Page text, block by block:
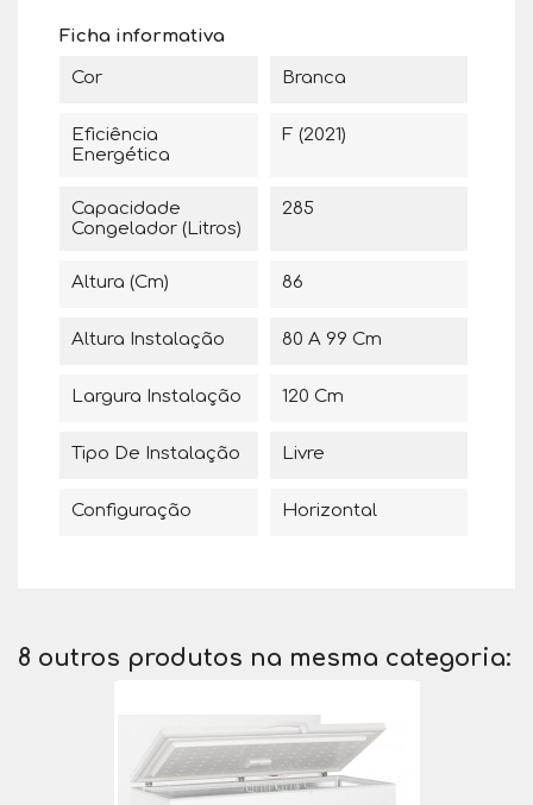
Ficha informativa
Cor Branca
Eficiência
Energética
F (2021)
Capacidade
Congelador (Litros)
285
Altura (cm) 86
Altura Instalação 80 A 99 Cm
Largura Instalação 120 Cm
Tipo De Instalação Livre
Configuração Horizontal
8 outros produtos na mesma categoria: